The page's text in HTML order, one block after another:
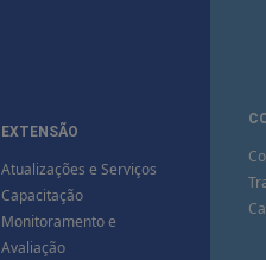
EXTENSÃO
Atualizações e Serviços
Capacitação
Monitoramento e
Avaliação